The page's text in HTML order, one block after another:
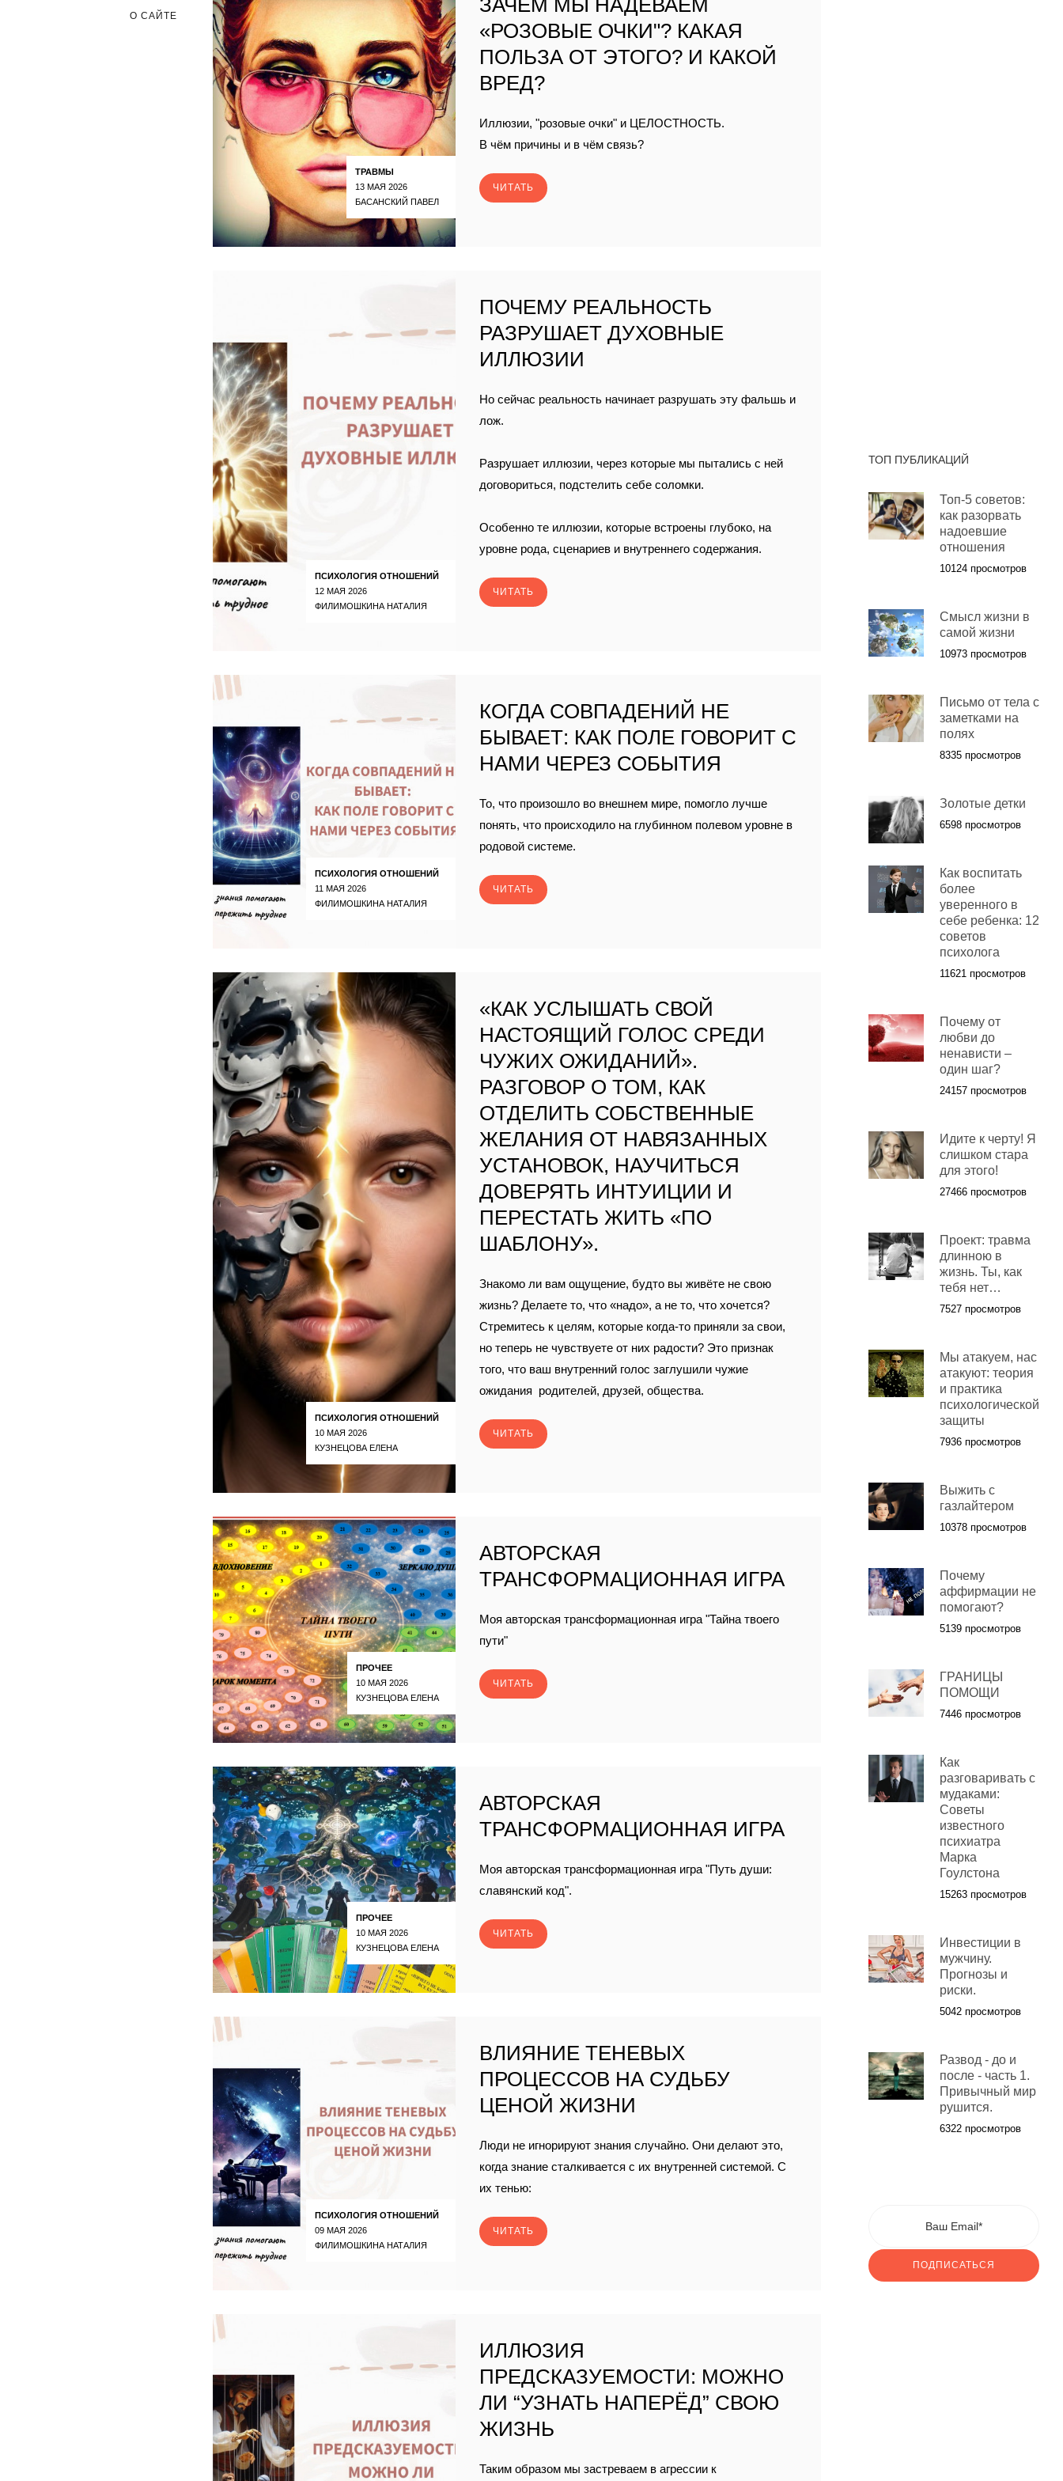
О САЙТЕ
ТРАВМЫ
13 МАЯ 2026
БАСАНСКИЙ ПАВЕЛ
ЗАЧЕМ МЫ НАДЕВАЕМ
«РОЗОВЫЕ ОЧКИ"? КАКАЯ
ПОЛЬЗА ОТ ЭТОГО? И КАКОЙ
ВРЕД?
Иллюзии, "розовые очки" и ЦЕЛОСТНОСТЬ.
В чём причины и в чём связь?
ЧИТАТЬ
ПСИХОЛОГИЯ ОТНОШЕНИЙ
12 МАЯ 2026
ФИЛИМОШКИНА НАТАЛИЯ
ПОЧЕМУ РЕАЛЬНОСТЬ
РАЗРУШАЕТ ДУХОВНЫЕ
ИЛЛЮЗИИ
Но сейчас реальность начинает разрушать эту фальшь и
лож.
Разрушает иллюзии, через которые мы пытались с ней
договориться, подстелить себе соломки.
Особенно те иллюзии, которые встроены глубоко, на
уровне рода, сценариев и внутреннего содержания.
ЧИТАТЬ
ПСИХОЛОГИЯ ОТНОШЕНИЙ
11 МАЯ 2026
ФИЛИМОШКИНА НАТАЛИЯ
КОГДА СОВПАДЕНИЙ НЕ
БЫВАЕТ: КАК ПОЛЕ ГОВОРИТ С
НАМИ ЧЕРЕЗ СОБЫТИЯ
То, что произошло во внешнем мире, помогло лучше
понять, что происходило на глубинном полевом уровне в
родовой системе.
ЧИТАТЬ
ПСИХОЛОГИЯ ОТНОШЕНИЙ
10 МАЯ 2026
КУЗНЕЦОВА ЕЛЕНА
«КАК УСЛЫШАТЬ СВОЙ
НАСТОЯЩИЙ ГОЛОС СРЕДИ
ЧУЖИХ ОЖИДАНИЙ».
РАЗГОВОР О ТОМ, КАК
ОТДЕЛИТЬ СОБСТВЕННЫЕ
ЖЕЛАНИЯ ОТ НАВЯЗАННЫХ
УСТАНОВОК, НАУЧИТЬСЯ
ДОВЕРЯТЬ ИНТУИЦИИ И
ПЕРЕСТАТЬ ЖИТЬ «ПО
ШАБЛОНУ».
Знакомо ли вам ощущение, будто вы живёте не свою
жизнь? Делаете то, что «надо», а не то, что хочется?
Стремитесь к целям, которые когда‑то приняли за свои,
но теперь не чувствуете от них радости? Это признак
того, что ваш внутренний голос заглушили чужие
ожидания родителей, друзей, общества.
ЧИТАТЬ
ПРОЧЕЕ
10 МАЯ 2026
КУЗНЕЦОВА ЕЛЕНА
АВТОРСКАЯ
ТРАНСФОРМАЦИОННАЯ ИГРА
Моя авторская трансформационная игра "Тайна твоего
пути"
ЧИТАТЬ
ПРОЧЕЕ
10 МАЯ 2026
КУЗНЕЦОВА ЕЛЕНА
АВТОРСКАЯ
ТРАНСФОРМАЦИОННАЯ ИГРА
Моя авторская трансформационная игра "Путь души:
славянский код".
ЧИТАТЬ
ПСИХОЛОГИЯ ОТНОШЕНИЙ
09 МАЯ 2026
ФИЛИМОШКИНА НАТАЛИЯ
ВЛИЯНИЕ ТЕНЕВЫХ
ПРОЦЕССОВ НА СУДЬБУ
ЦЕНОЙ ЖИЗНИ
Люди не игнорируют знания случайно. Они делают это,
когда знание сталкивается с их внутренней системой. С
их тенью:
ЧИТАТЬ
ИЛЛЮЗИЯ
ПРЕДСКАЗУЕМОСТИ: МОЖНО
ЛИ “УЗНАТЬ НАПЕРЁД” СВОЮ
ЖИЗНЬ
Таким образом мы застреваем в агрессии к
ТОП ПУБЛИКАЦИЙ
Топ-5 советов:
как разорвать
надоевшие
отношения
10124 просмотров
Смысл жизни в
самой жизни
10973 просмотров
Письмо от тела с
заметками на
полях
8335 просмотров
Золотые детки
6598 просмотров
Как воспитать
более
уверенного в
себе ребенка: 12
советов
психолога
11621 просмотров
Почему от
любви до
ненависти –
один шаг?
24157 просмотров
Идите к черту! Я
слишком стара
для этого!
27466 просмотров
Проект: травма
длинною в
жизнь. Ты, как
тебя нет…
7527 просмотров
Мы атакуем, нас
атакуют: теория
и практика
психологической
защиты
7936 просмотров
Выжить с
газлайтером
10378 просмотров
Почему
аффирмации не
помогают?
5139 просмотров
ГРАНИЦЫ
ПОМОЩИ
7446 просмотров
Как
разговаривать с
мудаками:
Советы
известного
психиатра
Марка
Гоулстона
15263 просмотров
Инвестиции в
мужчину.
Прогнозы и
риски.
5042 просмотров
Развод - до и
после - часть 1.
Привычный мир
рушится.
6322 просмотров
ПОДПИСАТЬСЯ